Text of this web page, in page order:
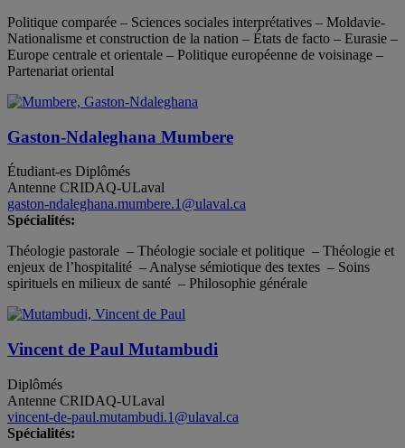
Politique comparée – Sciences sociales interprétatives – Moldavie-
Nationalisme et construction de la nation – États de facto – Eurasie –
Europe centrale et orientale – Politique européenne de voisinage –
Partenariat oriental
Gaston-Ndaleghana Mumbere
Étudiant-es Diplômés
Antenne CRIDAQ-ULaval
gaston-ndaleghana.mumbere.1@ulaval.ca
Spécialités:
Théologie pastorale – Théologie sociale et politique – Théologie et
enjeux de l’hospitalité – Analyse sémiotique des textes – Soins
spirituels en milieux de santé – Philosophie générale
Vincent de Paul Mutambudi
Diplômés
Antenne CRIDAQ-ULaval
vincent-de-paul.mutambudi.1@ulaval.ca
Spécialités: